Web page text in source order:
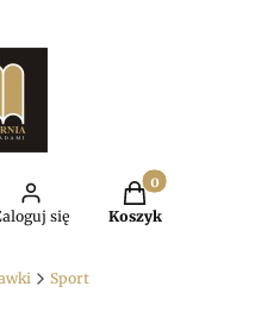
się
Produkty w
Koszyk
Sport